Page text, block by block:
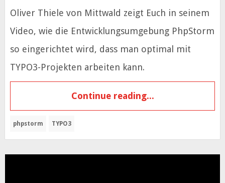
Oliver Thiele von Mittwald zeigt Euch in seinem
Video, wie die Entwicklungsumgebung PhpStorm
so eingerichtet wird, dass man optimal mit
TYPO3-Projekten arbeiten kann.
Continue reading...
phpstorm TYPO3